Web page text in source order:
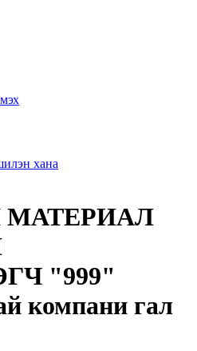
хана
"999"
компани гал